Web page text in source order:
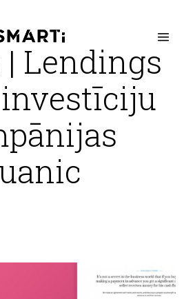
Lendings